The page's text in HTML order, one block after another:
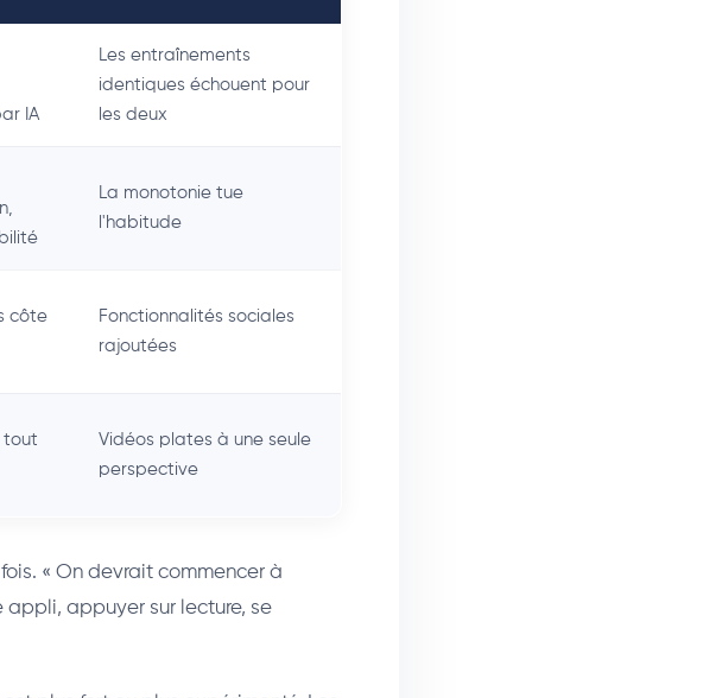
IA
Les entraînements
identiques échouent pour
les deux
La monotonie tue
l'habitude
côte
Fonctionnalités sociales
rajoutées
tout
Vidéos plates à une seule
perspective
« On devrait commencer à
appli, appuyer sur lecture, se